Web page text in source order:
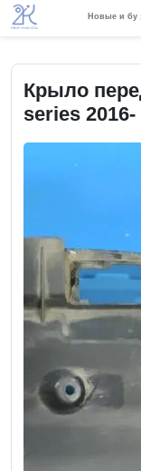
Новые и бу
Крыло
series 2016-